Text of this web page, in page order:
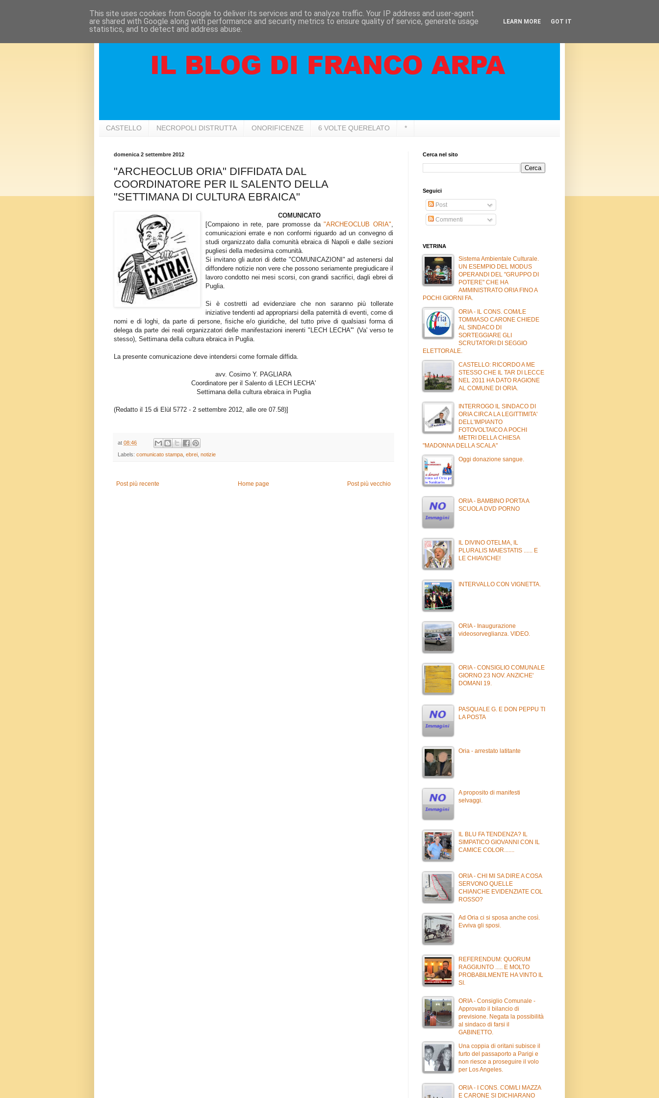
CASTELLO NECROPOLI DISTRUTTA ONORIFICENZE 6 VOLTE QUERELATO *
domenica 2 settembre 2012
"ARCHEOCLUB ORIA" DIFFIDATA DAL
COORDINATORE PER IL SALENTO DELLA
"SETTIMANA DI CULTURA EBRAICA"
COMUNICATO
[Compaiono in rete, pare promosse da"ARCHEOCLUB ORIA",
comunicazioni errate e non conformi riguardo ad un convegno di
studi organizzato dalla comunità ebraica di Napoli e dalle sezioni
pugliesi della medesima comunità.
Si invitano gli autori di dette "COMUNICAZIONI" ad astenersi dal
diffondere notizie non vere che possono seriamente pregiudicare il
lavoro condotto nei mesi scorsi, con grandi sacrifici, dagli ebrei di
Puglia.
Si è costretti ad evidenziare che non saranno più tollerate
iniziative tendenti ad appropriarsi della paternità di eventi, come di
nomi e di loghi, da parte di persone, fisiche e/o giuridiche, del tutto prive di qualsiasi forma di
delega da parte dei reali organizzatori delle manifestazioni inerenti "LECH LECHA'" (Va' verso te
stesso), Settimana della cultura ebraica in Puglia.
La presente comunicazione deve intendersi come formale diffida.
avv. Cosimo Y. PAGLIARA
Coordinatore per il Salento di LECH LECHA'
Settimana della cultura ebraica in Puglia
(Redatto il 15 di Elùl 5772 - 2 settembre 2012, alle ore 07.58)]
at 08:46
Labels: comunicato stampa ebrei notizie
Post più recente Post più vecchio
Home page
Cerca nel sito
Seguici
Post
Commenti
VETRINA
Sistema Ambientale Culturale.
UN ESEMPIO DEL MODUS
OPERANDI DEL "GRUPPO DI
POTERE" CHE HA
AMMINISTRATO ORIA FINO A
POCHI GIORNI FA.
ORIA - IL CONS. COM/LE
TOMMASO CARONE CHIEDE
AL SINDACO DI
SORTEGGIARE GLI
SCRUTATORI DI SEGGIO
ELETTORALE.
CASTELLO: RICORDO A ME
STESSO CHE IL TAR DI LECCE
NEL 2011 HA DATO RAGIONE
AL COMUNE DI ORIA.
INTERROGO IL SINDACO DI
ORIA CIRCA LA LEGITTIMITA'
DELL'IMPIANTO
FOTOVOLTAICO A POCHI
METRI DELLA CHIESA
"MADONNA DELLA SCALA"
Oggi donazione sangue.
ORIA - BAMBINO PORTA A
SCUOLA DVD PORNO
IL DIVINO OTELMA, IL
PLURALIS MAIESTATIS ...... E
LE CHIAVICHE!
INTERVALLO CON VIGNETTA.
ORIA - Inaugurazione
videosorveglianza. VIDEO.
ORIA - CONSIGLIO COMUNALE
GIORNO 23 NOV. ANZICHE'
DOMANI 19.
PASQUALE G. E DON PEPPU TI
LA POSTA
Oria - arrestato latitante
A proposito di manifesti
selvaggi.
IL BLU FA TENDENZA? IL
SIMPATICO GIOVANNI CON IL
CAMICE COLOR.......
ORIA - CHI MI SA DIRE A COSA
SERVONO QUELLE
CHIANCHE EVIDENZIATE COL
ROSSO?
Ad Oria ci si sposa anche così.
Evviva gli sposi.
REFERENDUM: QUORUM
RAGGIUNTO ..... E MOLTO
PROBABILMENTE HA VINTO IL
SI.
ORIA - Consiglio Comunale -
Approvato il bilancio di
previsione. Negata la possibilità
al sindaco di farsi il
GABINETTO.
Una coppia di oritani subisce il
furto del passaporto a Parigi e
non riesce a proseguire il volo
per Los Angeles.
ORIA - I CONS. COM/LI MAZZA
E CARONE SI DICHIARANO
This site uses cookies from Google to deliver its services and to analyze traffic. Your IP address and user-agent
are shared with Google along with performance and security metrics to ensure quality of service, generate usage
statistics, and to detect and address abuse.
LEARN MORE GOT IT